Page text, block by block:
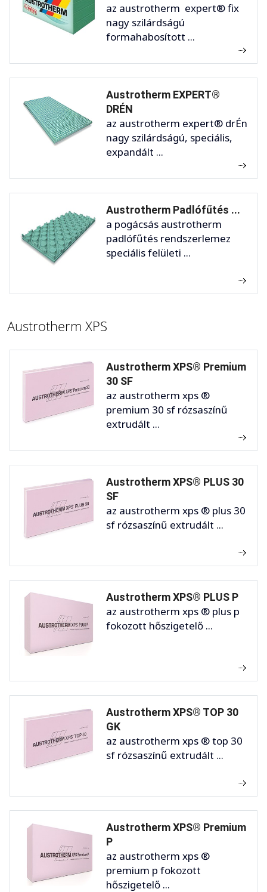
az austrotherm expert® fix
nagy szilárdságú
formahabosított ...
Austrotherm EXPERT®
DRÉN
az austrotherm expert® drÉn
nagy szilárdságú, speciális,
expandált ...
Austrotherm Padlófűtés ...
a pogácsás austrotherm
padlófűtés rendszerlemez
speciális felületi ...
Austrotherm XPS
Austrotherm XPS® Premium
30 SF
az austrotherm xps ®
premium 30 sf rózsaszínű
extrudált ...
Austrotherm XPS® PLUS 30
SF
az austrotherm xps ® plus 30
sf rózsaszínű extrudált ...
Austrotherm XPS® PLUS P
az austrotherm xps ® plus p
fokozott hőszigetelő ...
Austrotherm XPS® TOP 30
GK
az austrotherm xps ® top 30
sf rózsaszínű extrudált ...
Austrotherm XPS® Premium
P
az austrotherm xps ®
premium p fokozott
hőszigetelő ...